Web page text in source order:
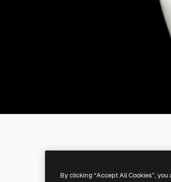
By clicking “Accept All Cookies”,